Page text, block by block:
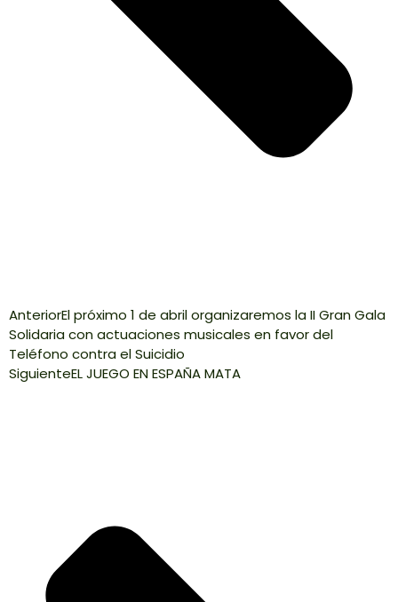
AnteriorEl próximo 1 de abril organizaremos la II Gran Gala
Solidaria con actuaciones musicales en favor del
Teléfono contra el Suicidio
SiguienteEL JUEGO EN ESPAÑA MATA